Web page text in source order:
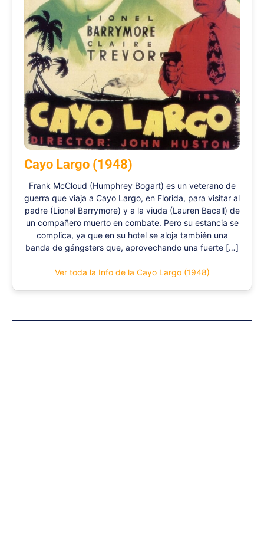
Cayo Largo (1948)
Frank McCloud (Humphrey Bogart) es un veterano de
guerra que viaja a Cayo Largo, en Florida, para visitar al
padre (Lionel Barrymore) y a la viuda (Lauren Bacall) de
un compañero muerto en combate. Pero su estancia se
complica, ya que en su hotel se aloja también una
banda de gángsters que, aprovechando una fuerte […]
Ver toda la Info de la Cayo Largo (1948)